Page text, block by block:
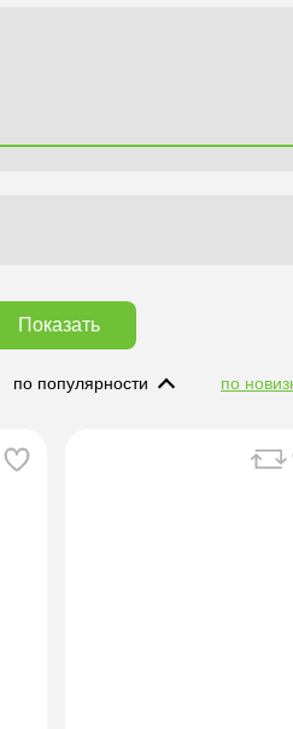
Показать
по популярности по